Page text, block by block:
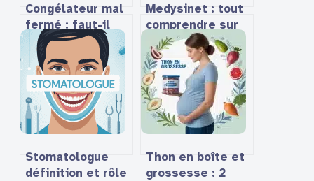
Congélateur mal
fermé : faut-il
vraiment tout
jeter et comment
agir
efficacement ?
Medysinet : tout
comprendre sur
la plateforme et
ses usages
Stomatologue
définition et rôle
Thon en boîte et
grossesse : 2